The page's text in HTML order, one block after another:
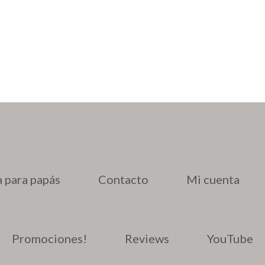
para papás Contacto Mi cuenta
Promociones! Reviews YouTube